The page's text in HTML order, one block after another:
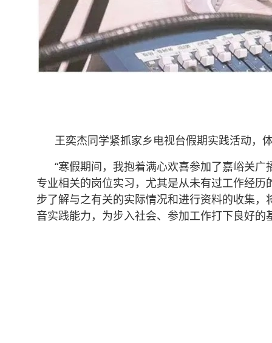
王奕杰同学紧抓家乡电视台假期实践活动，
“寒假期间，我抱着满心欢喜参加了嘉峪关广
专业相关的岗位实习，尤其是从未有过工作经
步了解与之有关的实际情况和进行资料的收集
音实践能力，为步入社会、参加工作打下良好